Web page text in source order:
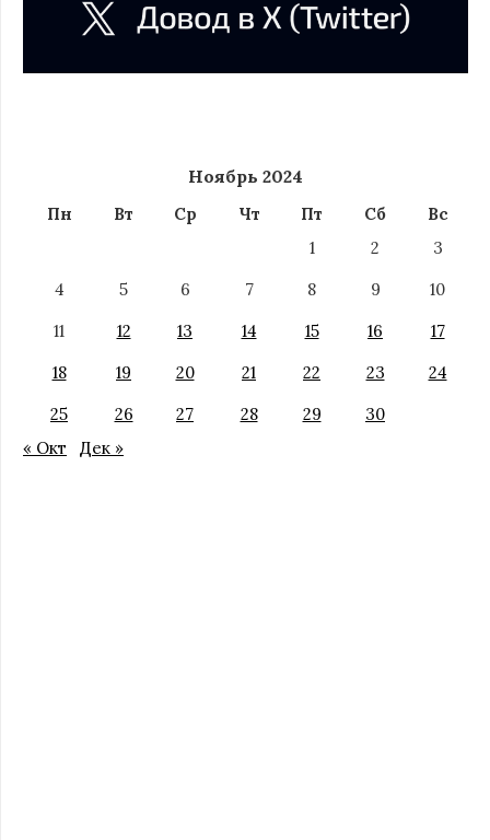
Ноябрь 2024
Пн Вт Ср Чт Пт Сб
Вс
1
2
3
4
5 6 7 8 9
10
11
12 13 14 15 16
17
18
19 20 21 22 23
24
25
26 27 28 29
30
« Окт
Дек »